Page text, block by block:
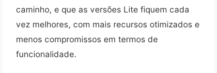
caminho, e que as versões Lite fiquem cada
vez melhores, com mais recursos otimizados e
menos compromissos em termos de
funcionalidade.